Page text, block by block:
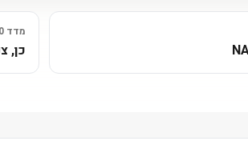
מדד Russell 2000
כן,